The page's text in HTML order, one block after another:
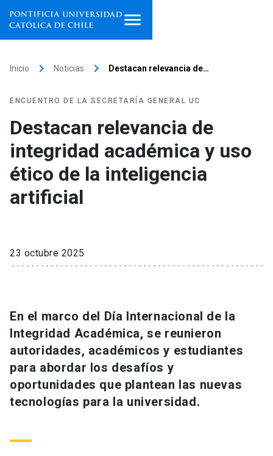
institutos
Investigación
Internacionalización
Vinculación
Información para keyboard_arrow_down
Futuros estudiantes
Estudiantes
Académicos
Go to english site launch
ACCESOS DIRECTOS
Admisión launch
Inicio keyboard_arrow_right Noticias keyboard_arrow_right Destacan relevancia de…
ENCUENTRO DE LA SECRETARÍA GENERAL UC
Destacan relevancia de
integridad académica y uso
ético de la inteligencia
artificial
23 octubre 2025
En el marco del Día Internacional de la
Integridad Académica, se reunieron
autoridades, académicos y estudiantes
para abordar los desafíos y
oportunidades que plantean las nuevas
tecnologías para la universidad.